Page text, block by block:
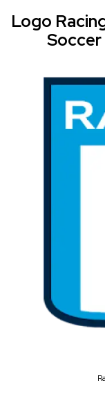
Logo
Soccer